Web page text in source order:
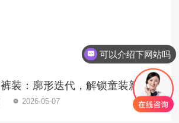
装：廓形迭代，解锁童装新美学
2026-05-07
可以介绍下网站吗